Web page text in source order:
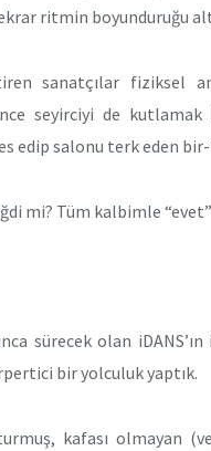
ritmin boyunduruğu
sanatçılar fiziksel
seyirciyi de
edip salonu terk eden
mi? Tüm kalbimle
sürecek olan
bir yolculuk yaptık.
kafası olmayan